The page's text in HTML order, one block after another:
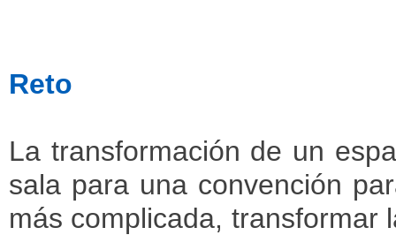
Reto
La transformación de un
sala para una convención
más complicada, transformar